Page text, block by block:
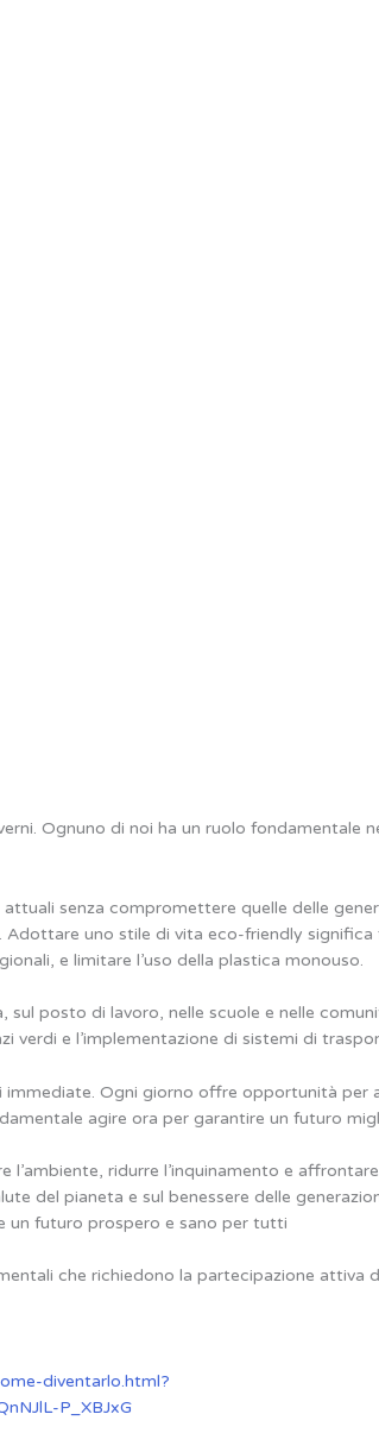
Ognuno di noi ha un ruolo fondamentale
senza compromettere quelle delle
uno stile di vita eco-friendly
e limitare l’uso della plastica monouso.
posto di lavoro, nelle scuole e nelle
verdi e l’implementazione di sistemi di
immediate. Ogni giorno offre opportunità
agire ora per garantire un futuro
ridurre l’inquinamento e
del pianeta e sul benessere delle
un futuro prospero e sano per tutti
che richiedono la partecipazione attiva
diventarlo.html?
P_XBJxG